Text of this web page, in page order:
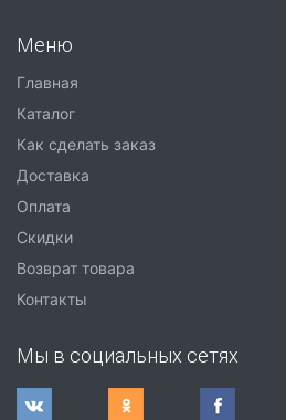
Меню
Главная
Каталог
Как сделать заказ
Доставка
Оплата
Скидки
Возврат товара
Контакты
Мы в социальных сетях